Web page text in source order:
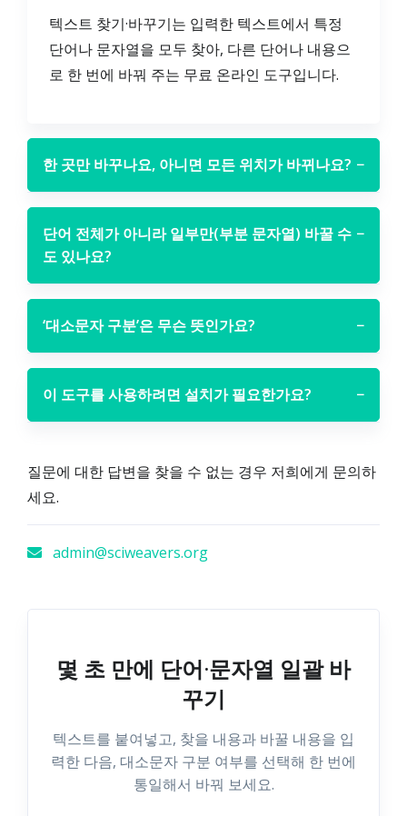
텍스트 찾기·바꾸기는 입력한 텍스트에서 특정
단어나 문자열을 모두 찾아, 다른 단어나 내용으
로 한 번에 바꿔 주는 무료 온라인 도구입니다.
한 곳만 바꾸나요, 아니면 모든 위치가 바뀌나요? −
단어 전체가 아니라 일부만(부분 문자열) 바꿀 수
도 있나요?
−
‘대소문자 구분’은 무슨 뜻인가요? −
이 도구를 사용하려면 설치가 필요한가요? −
질문에 대한 답변을 찾을 수 없는 경우 저희에게 문의하
세요.
admin@sciweavers.org
몇 초 만에 단어·문자열 일괄 바
꾸기
텍스트를 붙여넣고, 찾을 내용과 바꿀 내용을 입
력한 다음, 대소문자 구분 여부를 선택해 한 번에
통일해서 바꿔 보세요.